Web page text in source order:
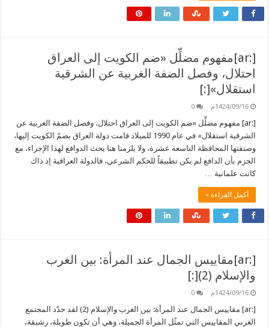
[:ar]مفهوم مضلِّل «ضم الكويت إلى العراق
احتلال، وفصل الضفة الغربية عن الشرقية
استقلال»[:]
1424/09/16م 0
[:ar] مفهوم مضلِّل «ضم الكويت إلى العراق احتلال، وفصل الضفة الغربية عن
الشرقية استقلال» في عام 1990 للميلاد قامت دولة العراق بضمّ الكويت إليها،
وصنفتها المحافظة التاسعة عشرة، ولا يلزمنا هنا بحث الدوافع لهذا الإجراء، مع
الجزم بأن الدافع لم يكن تطبيقاً للحكم الشرعي، فالدولة العراقية إذ ذاك
كانت علمانية …
أكمل القراءة »
[:ar]مقاييس الجمال عند المرأة: بين الغرب
والإسلام (2)[:]
1424/09/16م 0
[:ar] مقاييس الجمال عند المرأة: بين الغرب والإسلام (2) لقد حدّد المجتمع
الغربي المقاييس التي تمثّل المرأة الجميلة، وهي أن تكون طويلة، رشيقة،